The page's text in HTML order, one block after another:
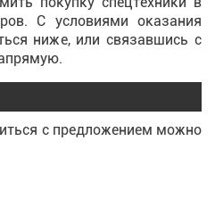
С условиями оказания
ниже, или связавшись с
с предложением можно